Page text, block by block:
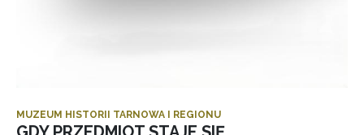
MUZEUM HISTORII TARNOWA I REGIONU